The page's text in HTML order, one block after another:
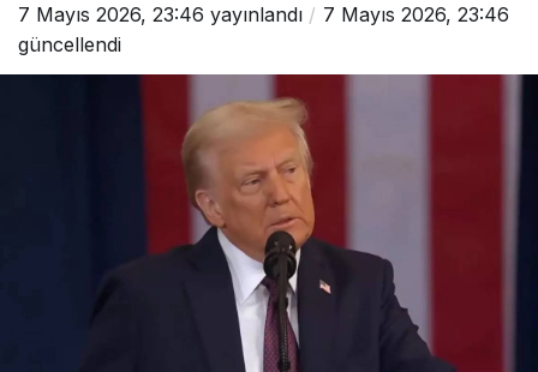
7 Mayıs 2026, 23:46 yayınlandı
7 Mayıs 2026, 23:46
güncellendi